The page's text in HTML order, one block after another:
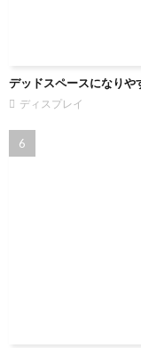
デッドスペースになり
ディスプレイ